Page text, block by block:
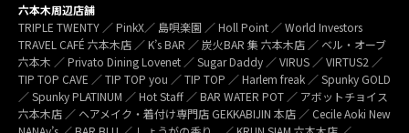
六本木周辺店舗
TRIPLE TWENTY ／ PinkX／ 島唄楽園 ／ Holl Point ／ World Investors
TRAVEL CAFÉ 六本木店 ／ K’s BAR ／ 炭火BAR 集 六本木店 ／ ベル・オーブ
六本木 ／ Privato Dining Lovenet ／ Sugar Daddy ／ VIRUS ／ VIRTUS2 ／
TIP TOP CAVE ／ TIP TOP you ／ TIP TOP ／ Harlem freak ／ Spunky GOLD
／ Spunky PLATINUM ／ Hot Staff ／ BAR WATER POT ／ アボットチョイス
六本木店 ／ ヘアメイク・着付け専門店 GEKKABIJIN 本店 ／ Cecile Aoki New